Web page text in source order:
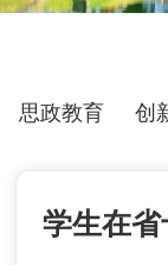
思政教育 创
学生在